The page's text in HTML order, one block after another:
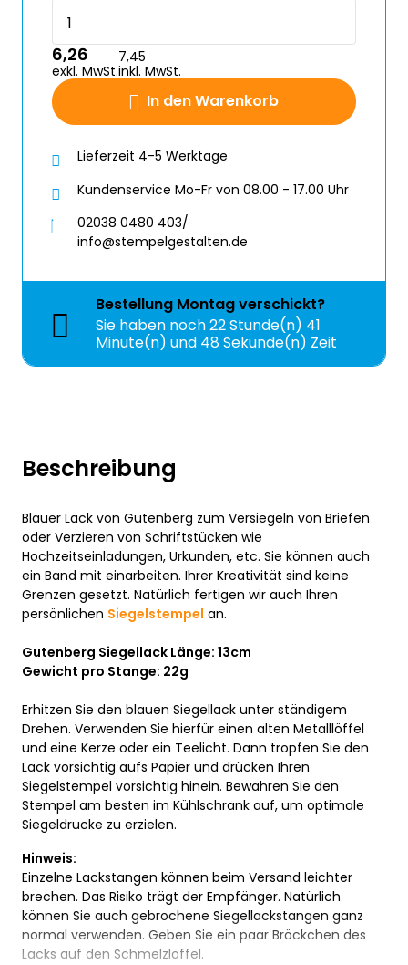
Beschreibung
Blauer Lack von Gutenberg zum Versiegeln von Briefen
oder Verzieren von Schriftstücken wie
Hochzeitseinladungen, Urkunden, etc. Sie können auch
ein Band mit einarbeiten. Ihrer Kreativität sind keine
Grenzen gesetzt. Natürlich fertigen wir auch Ihren
persönlichen Siegelstempel an.
Gutenberg Siegellack Länge: 13cm
Gewicht pro Stange: 22g
Erhitzen Sie den blauen Siegellack unter ständigem
Drehen. Verwenden Sie hierfür einen alten Metalllöffel
und eine Kerze oder ein Teelicht. Dann tropfen Sie den
Lack vorsichtig aufs Papier und drücken Ihren
Siegelstempel vorsichtig hinein. Bewahren Sie den
Stempel am besten im Kühlschrank auf, um optimale
Siegeldrucke zu erzielen.
Hinweis:
Einzelne Lackstangen können beim Versand leichter
brechen. Das Risiko trägt der Empfänger. Natürlich
können Sie auch gebrochene Siegellackstangen ganz
normal verwenden. Geben Sie ein paar Bröckchen des
Lacks auf den Schmelzlöffel.
In den Warenkorb
6,26
exkl. MwSt.
7,45
inkl. MwSt.
Lieferzeit 4-5 Werktage
Kundenservice Mo-Fr von 08.00 - 17.00 Uhr
02038 0480 403/
info@stempelgestalten.de
Bestellung Montagverschickt?
Sie haben noch22 Stunde(n) 41
Minute(n) und 48 Sekunde(n) Zeit